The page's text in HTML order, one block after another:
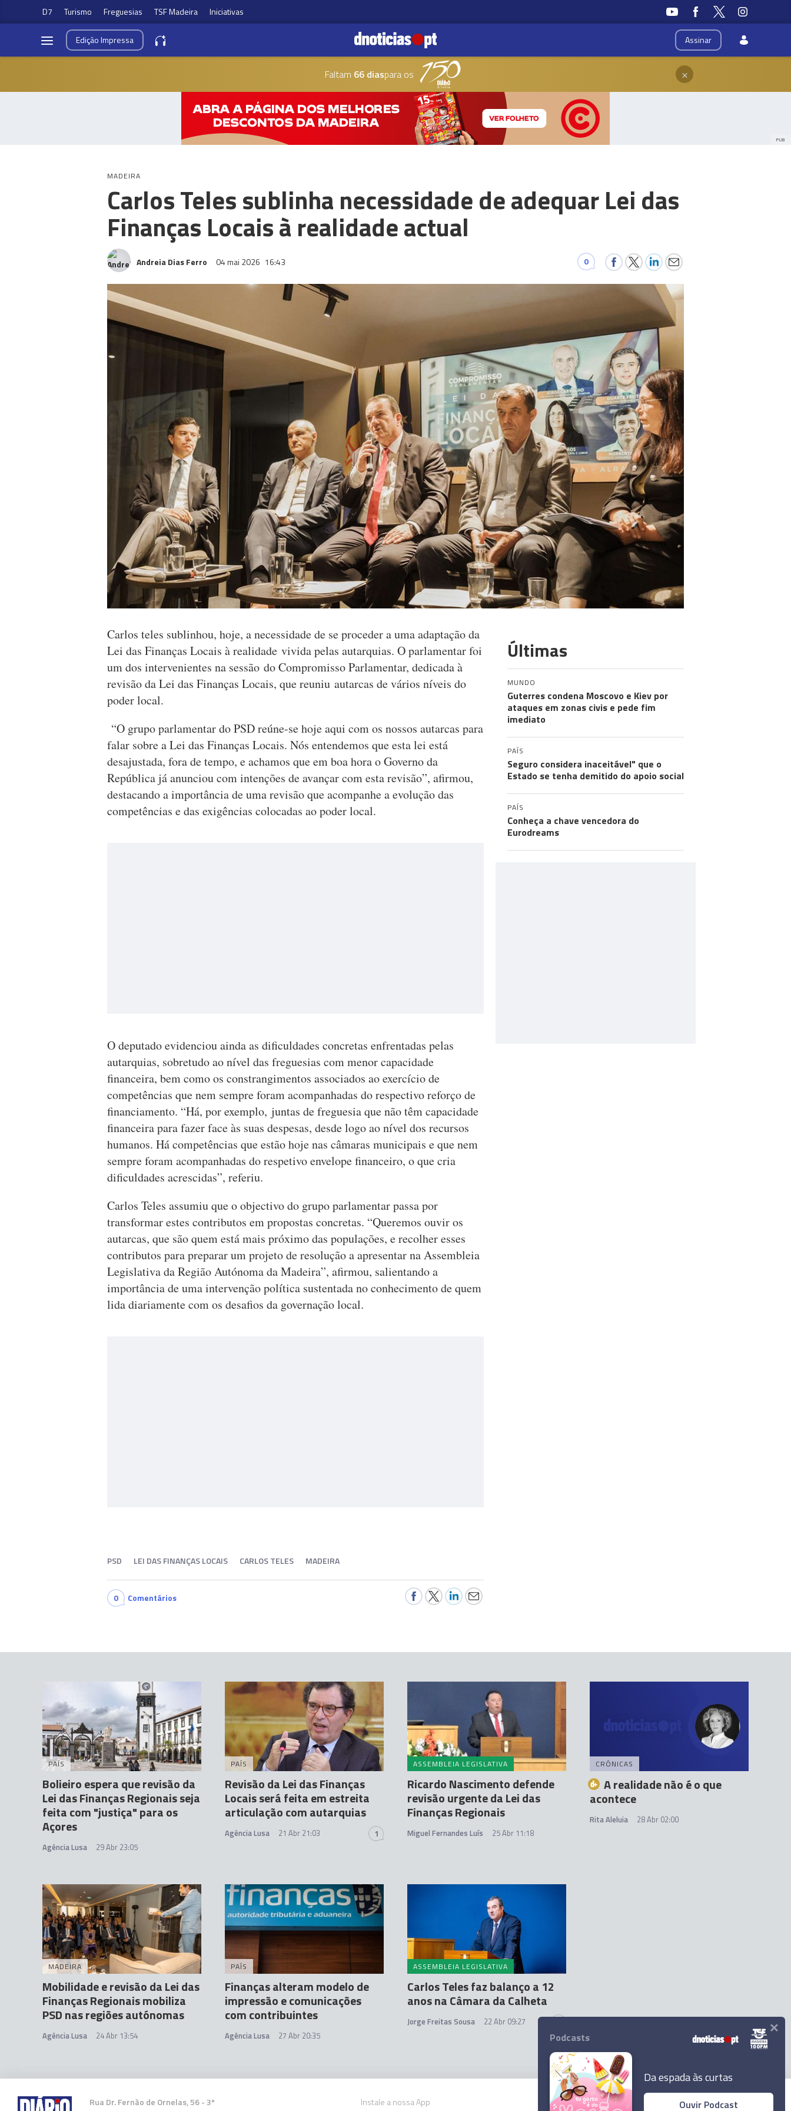
D7 Turismo Freguesias TSF Madeira Iniciativas
Assinar
EdiçãoImpressa
Faltam 66 diaspara os ×
PUB
MADEIRA
Carlos Teles sublinha necessidade de adequar Lei das
Finanças Locais à realidade actual
Andreia Dias Ferro 04 mai 2026 16:43 0
Carlos teles sublinhou, hoje, a necessidade de se proceder a uma adaptação da
Lei das Finanças Locais à realidade vivida pelas autarquias. O parlamentar foi
um dos intervenientes na sessão do Compromisso Parlamentar, dedicada à
revisão da Lei das Finanças Locais, que reuniu autarcas de vários níveis do
poder local.
“O grupo parlamentar do PSD reúne-se hoje aqui com os nossos autarcas para
falar sobre a Lei das Finanças Locais. Nós entendemos que esta lei está
desajustada, fora de tempo, e achamos que em boa hora o Governo da
República já anunciou com intenções de avançar com esta revisão”, afirmou,
destacando a importância de uma revisão que acompanhe a evolução das
competências e das exigências colocadas ao poder local.
O deputado evidenciou ainda as dificuldades concretas enfrentadas pelas
autarquias, sobretudo ao nível das freguesias com menor capacidade
financeira, bem como os constrangimentos associados ao exercício de
competências que nem sempre foram acompanhadas do respectivo reforço de
financiamento. “Há, por exemplo, juntas de freguesia que não têm capacidade
financeira para fazer face às suas despesas, desde logo ao nível dos recursos
humanos. Há competências que estão hoje nas câmaras municipais e que nem
sempre foram acompanhadas do respetivo envelope financeiro, o que cria
dificuldades acrescidas”, referiu.
Carlos Teles assumiu que o objectivo do grupo parlamentar passa por
transformar estes contributos em propostas concretas. “Queremos ouvir os
autarcas, que são quem está mais próximo das populações, e recolher esses
contributos para preparar um projeto de resolução a apresentar na Assembleia
Legislativa da Região Autónoma da Madeira”, afirmou, salientando a
importância de uma intervenção política sustentada no conhecimento de quem
lida diariamente com os desafios da governação local.
PSD LEI DAS FINANÇAS LOCAIS CARLOS TELES MADEIRA
0 Comentários
Últimas
MUNDO
Guterres condena Moscovo e Kiev por
ataques em zonas civis e pede fim
imediato
PAÍS
Seguro considera inaceitável" que o
Estado se tenha demitido do apoio social
PAÍS
Conheça a chave vencedora do
Eurodreams
PAÍS
Bolieiro espera que revisão da
Lei das Finanças Regionais seja
feita com "justiça" para os
Açores
Agência Lusa 29 Abr 23:05
PAÍS
Revisão da Lei das Finanças
Locais será feita em estreita
articulação com autarquias
Agência Lusa 21 Abr 21:03 1
ASSEMBLEIA LEGISLATIVA
Ricardo Nascimento defende
revisão urgente da Lei das
Finanças Regionais
Miguel Fernandes Luís 25 Abr 11:18
CRÓNICAS
A realidade não é o que
acontece
Rita Aleluia 28 Abr 02:00
MADEIRA
Mobilidade e revisão da Lei das
Finanças Regionais mobiliza
PSD nas regiões autónomas
Agência Lusa 24 Abr 13:54
PAÍS
Finanças alteram modelo de
impressão e comunicações
com contribuintes
Agência Lusa 27 Abr 20:35
ASSEMBLEIA LEGISLATIVA
Carlos Teles faz balanço a 12
anos na Câmara da Calheta
Jorge Freitas Sousa 22 Abr 09:27
Rua Dr. Fernão de Ornelas, 56 - 3º
Instale a nossa App
Podcasts
Da espada às curtas
Ouvir Podcast
×